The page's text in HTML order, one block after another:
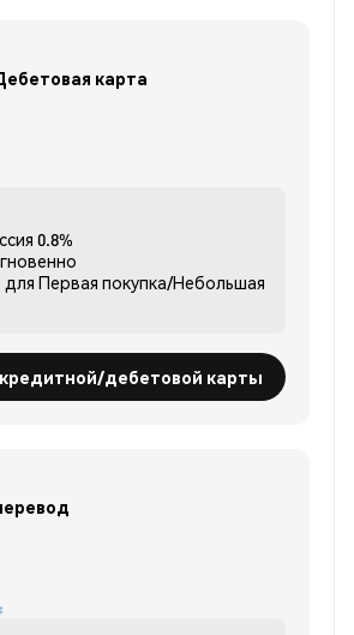
карта
0.8%
для Первая покупка/Небольшая
дебетовой карты